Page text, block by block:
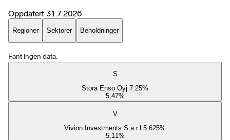
Oppdatert 31.7.2026
Regioner Sektorer Beholdninger
Fant ingen data.
S
Stora Enso Oyj 7.25%
5,47%
V
Vivion Investments S.a.r.l 5.625%
5,11 %